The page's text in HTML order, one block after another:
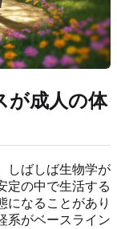
が成人の体
しばしば生物学が
定の中で生活する
になることがあり
系がベースライン